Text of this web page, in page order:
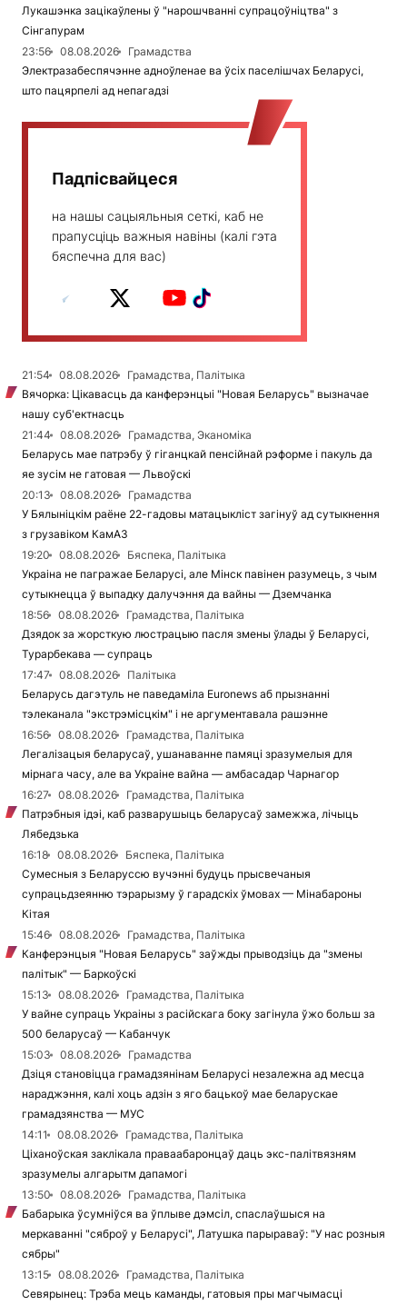
Лукашэнка зацікаўлены ў "нарошчванні супрацоўніцтва" з
Сінгапурам
23:56
08.08.2026
Грамадства
Электразабеспячэнне адноўленае ва ўсіх паселішчах Беларусі,
што пацярпелі ад непагадзі
Падпісвайцеся
на нашы сацыяльныя сеткі, каб не
прапусціць важныя навіны (калі гэта
бяспечна для вас)
21:54 08.08.2026
Грамадства, Палітыка
Вячорка: Цікавасць да канферэнцыі "Новая Беларусь" вызначае
нашу суб'ектнасць
21:44
08.08.2026
Грамадства, Эканоміка
Беларусь мае патрэбу ў гіганцкай пенсійнай рэформе і пакуль да
яе зусім не гатовая — Львоўскі
20:13
08.08.2026
Грамадства
У Бялыніцкім раёне 22-гадовы матацыкліст загінуў ад сутыкнення
з грузавіком КамАЗ
19:20
08.08.2026
Бяспека, Палітыка
Украіна не пагражае Беларусі, але Мінск павінен разумець, з чым
сутыкнецца ў выпадку далучэння да вайны — Дземчанка
18:56
08.08.2026
Грамадства, Палітыка
Дзядок за жорсткую люстрацыю пасля змены ўлады ў Беларусі,
Турарбекава — супраць
17:47
08.08.2026
Палітыка
Беларусь дагэтуль не паведаміла Euronews аб прызнанні
тэлеканала "экстрэмісцкім" і не аргументавала рашэнне
16:56
08.08.2026
Грамадства, Палітыка
Легалізацыя беларусаў, ушанаванне памяці зразумелыя для
мірнага часу, але ва Украіне вайна — амбасадар Чарнагор
16:27
08.08.2026
Грамадства, Палітыка
Патрэбныя ідэі, каб разварушыць беларусаў замежжа, лічыць
Лябедзька
16:18
08.08.2026
Бяспека, Палітыка
Сумесныя з Беларуссю вучэнні будуць прысвечаныя
супрацьдзеянню тэрарызму ў гарадскіх ўмовах — Мінабароны
Кітая
15:46
08.08.2026
Грамадства, Палітыка
Канферэнцыя "Новая Беларусь" заўжды прыводзіць да "змены
палітык" — Баркоўскі
15:13
08.08.2026
Грамадства, Палітыка
У вайне супраць Украіны з расійскага боку загінула ўжо больш за
500 беларусаў — Кабанчук
15:03
08.08.2026
Грамадства
Дзіця становіцца грамадзянінам Беларусі незалежна ад месца
нараджэння, калі хоць адзін з яго бацькоў мае беларускае
грамадзянства — МУС
14:11
08.08.2026
Грамадства, Палітыка
Ціханоўская заклікала праваабаронцаў даць экс-палітвязням
зразумелы алгарытм дапамогі
13:50
08.08.2026
Грамадства, Палітыка
Бабарыка ўсумніўся ва ўплыве дэмсіл, спаслаўшыся на
меркаванні "сяброў у Беларусі", Латушка парыраваў: "У нас розныя
сябры"
13:15
08.08.2026
Грамадства, Палітыка
Севярынец: Трэба мець каманды, гатовыя пры магчымасці